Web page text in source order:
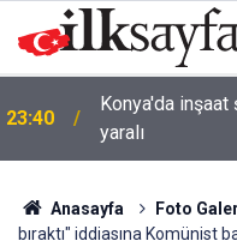
23:40
Konya'da inşaat
yaralı
Anasayfa Foto
bıraktı" iddiasına Komünist